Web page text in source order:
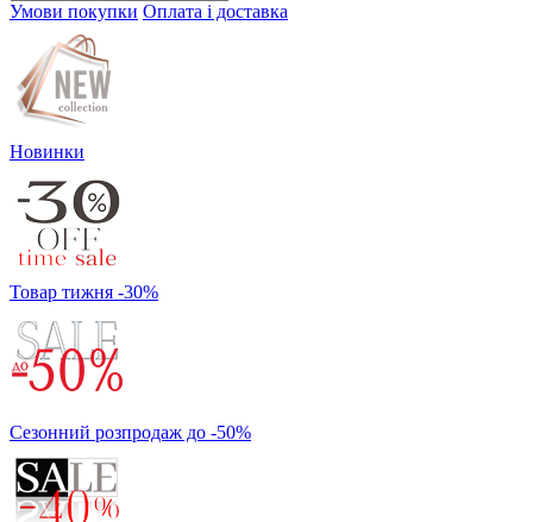
Умови покупки Оплата і доставка
Новинки
Товар тижня -30%
Сезонний розпродаж до -50%